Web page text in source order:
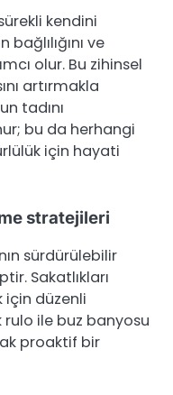
kendini
ve
olur. Bu zihinsel
artırmakla
tadını
bu da herhangi
için hayati
stratejileri
sürdürülebilir
Sakatlıkları
için düzenli
rulo ile buz banyosu
proaktif bir